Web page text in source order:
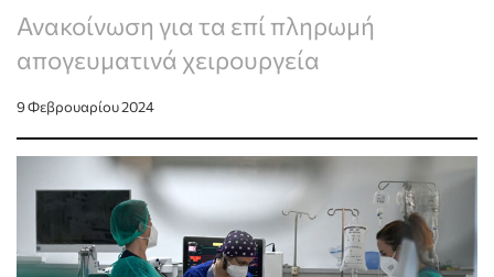
Ανακοίνωση για τα επί πληρωμή
απογευματινά χειρουργεία
9 Φεβρουαρίου 2024